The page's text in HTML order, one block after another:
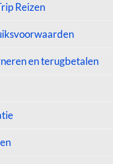
Reizen
en terugbetalen